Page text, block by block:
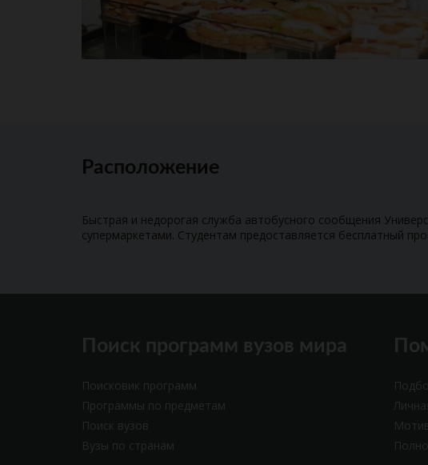
Расположение
Быстрая и недорогая служба автобусного сообщения
супермаркетами. Студентам предоставляется бесплатный
Поиск программ вузов мира
Поисковик программ
Программы по предметам
Поиск вузов
Вузы по странам